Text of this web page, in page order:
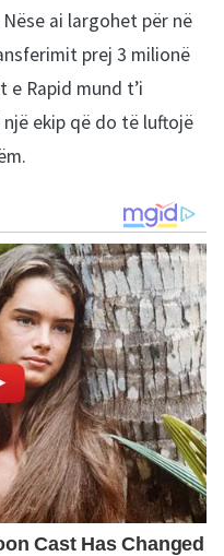
ai largohet për në
prej 3 milionë
e Rapid mund t’i
ekip që do të luftojë